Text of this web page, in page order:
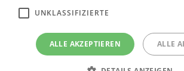
Grundfos Abwasserpumpen
UNKLASSIFIZIERTE
ALLE AKZEPTIEREN ALLE